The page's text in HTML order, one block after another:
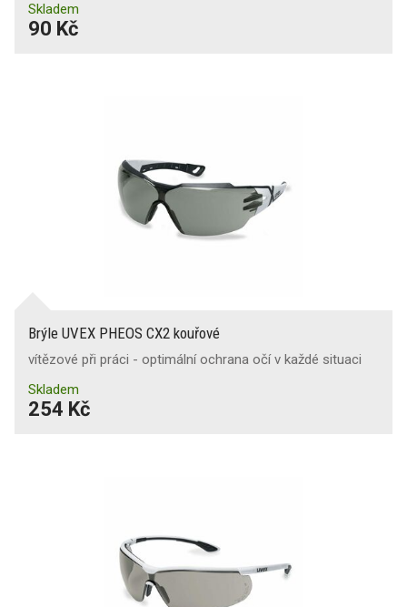
Skladem
90 Kč
Brýle UVEX PHEOS CX2 kouřové
vítězové při práci - optimální ochrana očí v každé situaci
Skladem
254 Kč